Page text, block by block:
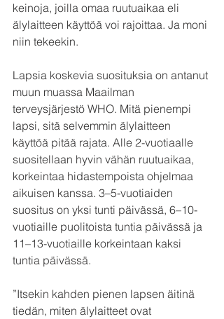
keinoja, joilla omaa ruutuaikaa eli
älylaitteen käyttöä voi rajoittaa. Ja moni
niin tekeekin.
Lapsia koskevia suosituksia on antanut
muun muassa Maailman
terveysjärjestö WHO. Mitä pienempi
lapsi, sitä selvemmin älylaitteen
käyttöä pitää rajata. Alle 2-vuotiaalle
suositellaan hyvin vähän ruutuaikaa,
korkeintaa hidastempoista ohjelmaa
aikuisen kanssa. 3–5-vuotiaiden
suositus on yksi tunti päivässä, 6–10-
vuotiaille puolitoista tuntia päivässä ja
11–13-vuotiaille korkeintaan kaksi
tuntia päivässä.
”Itsekin kahden pienen lapsen äitinä
tiedän, miten älylaitteet ovat